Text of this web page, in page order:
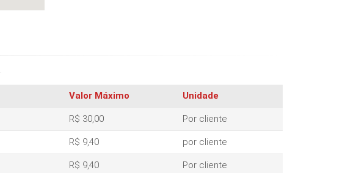
Valor Máximo Unidade
R$ 30,00 Por cliente
R$ 9,40 por cliente
R$ 9,40 Por cliente